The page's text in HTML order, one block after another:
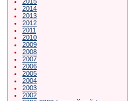
2014
2013
2012
2011
2010
2009
2008
2007
2006
2005
2004
2003
2002